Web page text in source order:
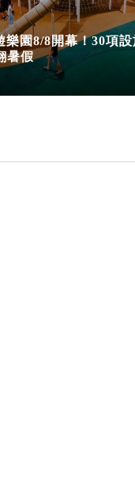
樂園8/8開幕！30項
暑假